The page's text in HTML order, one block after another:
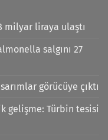
milyar liraya ulaştı
salgını 27
görücüye çıktı
gelişme: Türbin tesisi